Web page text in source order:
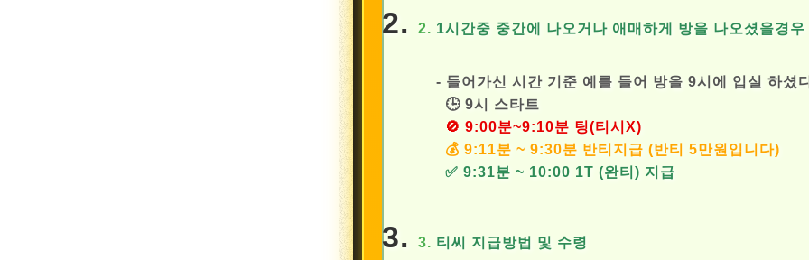
2. 1시간중 중간에 나오거나 애매하게 방을 나오셨을경우
- 들어가신 시간 기준 예를 들어 방을 9시에 입실 하셨
🕒 9시 스타트
🚫 9:00분~9:10분 팅(티시X)
💰 9:11분 ~ 9:30분 반티지급 (반티 5만원입니다)
✅ 9:31분 ~ 10:00 1T (완티) 지급
3. 티씨 지급방법 및 수령